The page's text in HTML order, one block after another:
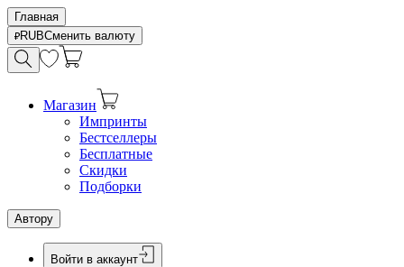
Главная
RUBСменить валюту
Магазин
Импринты
Бестселлеры
Бесплатные
Скидки
Подборки
Автору
Войти в аккаунт